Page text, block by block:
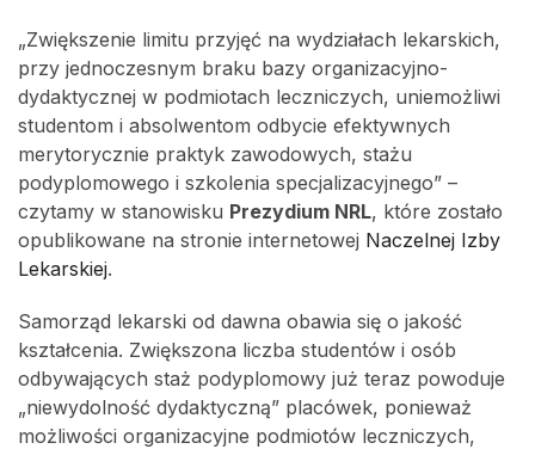
„Zwiększenie limitu przyjęć na wydziałach lekarskich,
przy jednoczesnym braku bazy organizacyjno-
dydaktycznej w podmiotach leczniczych, uniemożliwi
studentom i absolwentom odbycie efektywnych
merytorycznie praktyk zawodowych, stażu
podyplomowego i szkolenia specjalizacyjnego” –
czytamy w stanowisku Prezydium NRL, które zostało
opublikowane na stronie internetowej Naczelnej Izby
Lekarskiej.
Samorząd lekarski od dawna obawia się o jakość
kształcenia. Zwiększona liczba studentów i osób
odbywających staż podyplomowy już teraz powoduje
„niewydolność dydaktyczną” placówek, ponieważ
możliwości organizacyjne podmiotów leczniczych,